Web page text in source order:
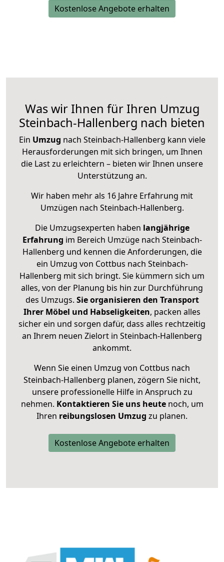
Kostenlose Angebote erhalten
Was wir Ihnen für Ihren Umzug
Steinbach-Hallenberg nach bieten
Ein Umzug nach Steinbach-Hallenberg kann viele
Herausforderungen mit sich bringen, um Ihnen
die Last zu erleichtern – bieten wir Ihnen unsere
Unterstützung an.
Wir haben mehr als 16 Jahre Erfahrung mit
Umzügen nach Steinbach-Hallenberg.
Die Umzugsexperten haben langjährige
Erfahrung im Bereich Umzüge nach Steinbach-
Hallenberg und kennen die Anforderungen, die
ein Umzug von Cottbus nach Steinbach-
Hallenberg mit sich bringt. Sie kümmern sich um
alles, von der Planung bis hin zur Durchführung
des Umzugs. Sie organisieren den Transport
Ihrer Möbel und Habseligkeiten, packen alles
sicher ein und sorgen dafür, dass alles rechtzeitig
an Ihrem neuen Zielort in Steinbach-Hallenberg
ankommt.
Wenn Sie einen Umzug von Cottbus nach
Steinbach-Hallenberg planen, zögern Sie nicht,
unsere professionelle Hilfe in Anspruch zu
nehmen. Kontaktieren Sie uns heutenoch, um
Ihren reibungslosen Umzug zu planen.
Kostenlose Angebote erhalten